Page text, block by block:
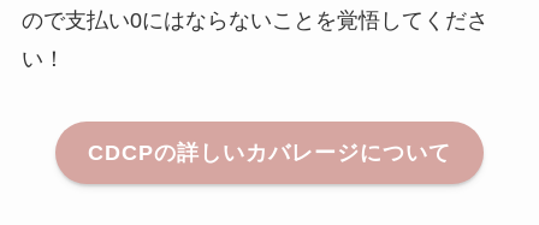
ので支払い0にはならないことを覚悟してくださ
い！
CDCPの詳しいカバレージについて